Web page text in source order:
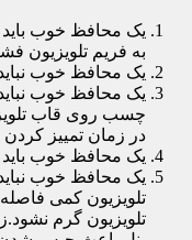
یک محافظ خوب باید
به فریم تلویزیون
یک محافظ خوب نباید
یک محافظ خوب
چسب روی قاب
در زمان تمییز
یک محافظ خوب
یک محافظ خوب
تلویزیون کمی
تلویزیون گرم